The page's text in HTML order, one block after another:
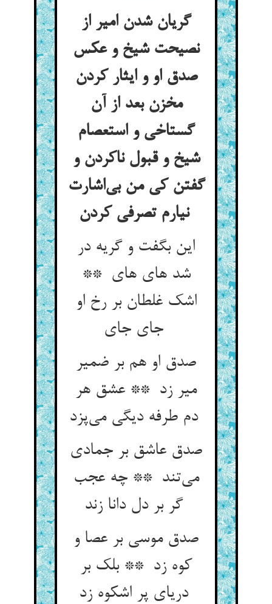
گریان شدن امیر از
نصیحت شیخ و عکس
صدق او و ایثار کردن
مخزن بعد از آن
گستاخی و استعصام
شیخ و قبول ناکردن و
گفتن کی من بی‌اشارت
نیارم تصرفی کردن
این بگفت و گریه در
شد های های **
اشک غلطان بر رخ او
صدق او هم بر ضمیر
میر زد ** عشق هر
دم طرفه دیگی می‌پزد
صدق عاشق بر جمادی
می‌تند ** چه عجب
گر بر دل دانا زند
صدق موسی بر عصا و
کوه زد ** بلک بر
دریای پر اشکوه زد